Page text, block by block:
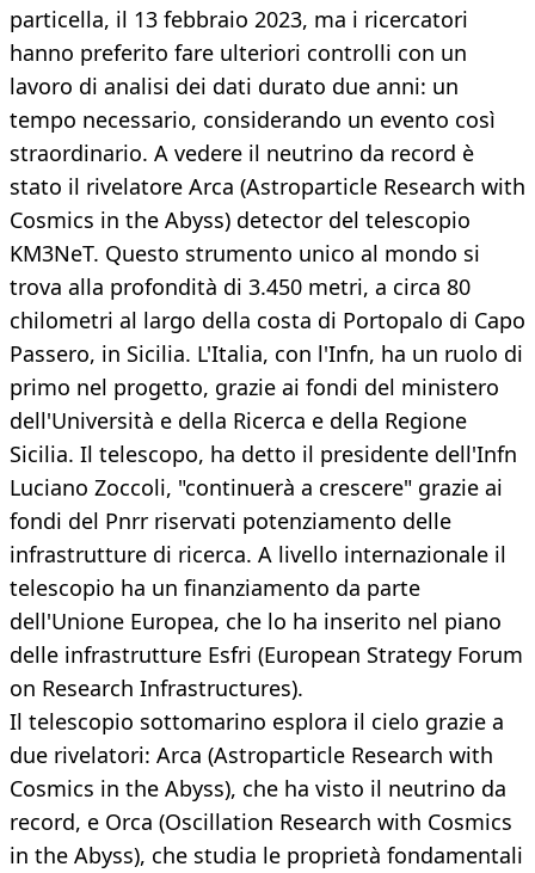
particella, il 13 febbraio 2023, ma i ricercatori
hanno preferito fare ulteriori controlli con un
lavoro di analisi dei dati durato due anni: un
tempo necessario, considerando un evento così
straordinario. A vedere il neutrino da record è
stato il rivelatore Arca (Astroparticle Research with
Cosmics in the Abyss) detector del telescopio
KM3NeT. Questo strumento unico al mondo si
trova alla profondità di 3.450 metri, a circa 80
chilometri al largo della costa di Portopalo di Capo
Passero, in Sicilia. L'Italia, con l'Infn, ha un ruolo di
primo nel progetto, grazie ai fondi del ministero
dell'Università e della Ricerca e della Regione
Sicilia. Il telescopo, ha detto il presidente dell'Infn
Luciano Zoccoli, "continuerà a crescere" grazie ai
fondi del Pnrr riservati potenziamento delle
infrastrutture di ricerca. A livello internazionale il
telescopio ha un finanziamento da parte
dell'Unione Europea, che lo ha inserito nel piano
delle infrastrutture Esfri (European Strategy Forum
on Research Infrastructures).
Il telescopio sottomarino esplora il cielo grazie a
due rivelatori: Arca (Astroparticle Research with
Cosmics in the Abyss), che ha visto il neutrino da
record, e Orca (Oscillation Research with Cosmics
in the Abyss), che studia le proprietà fondamentali